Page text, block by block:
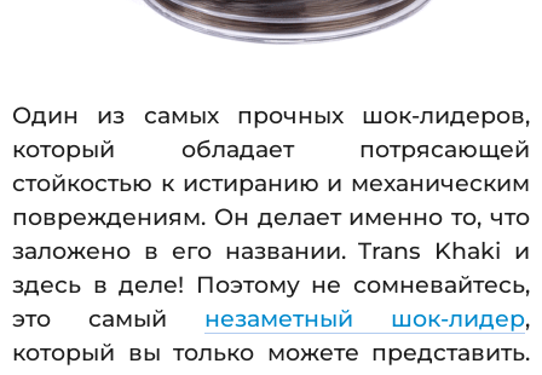
Один из самых прочных шок-лидеров,
который обладает потрясающей
стойкостью к истиранию и механическим
повреждениям. Он делает именно то, что
заложено в его названии. Trans Khaki и
здесь в деле! Поэтому не сомневайтесь,
это самый незаметный шок-лидер,
который вы только можете представить.